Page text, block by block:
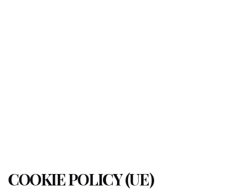
COOKIE POLICY (UE)